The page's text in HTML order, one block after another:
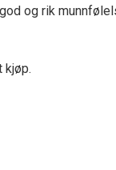
og rik
kjøp.